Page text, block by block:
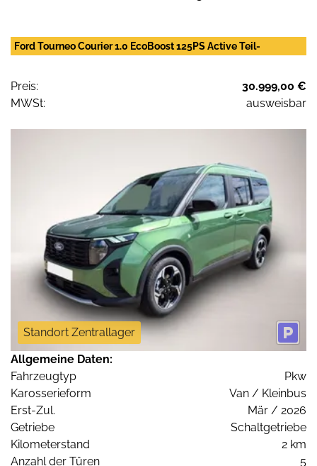
Ford Tourneo Courier 1.0 EcoBoost 125PS Active Teil-
Preis:
30.999,00 €
MWSt:
ausweisbar
Standort Zentrallager
Allgemeine Daten:
Fahrzeugtyp
Pkw
Karosserieform
Van / Kleinbus
Erst-Zul.
Mär / 2026
Getriebe
Schaltgetriebe
Kilometerstand
2 km
Anzahl der Türen
5